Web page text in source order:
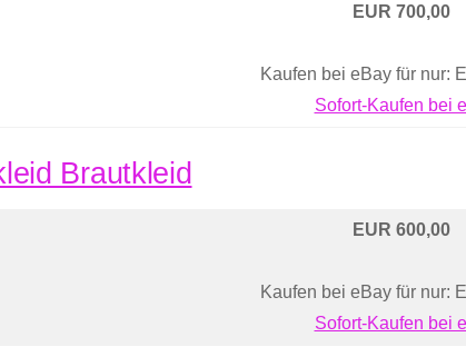
EUR 700,00
Kaufen bei eBay für nur:
Sofort-Kaufen bei
Brautkleid
EUR 600,00
Kaufen bei eBay für nur:
Sofort-Kaufen bei